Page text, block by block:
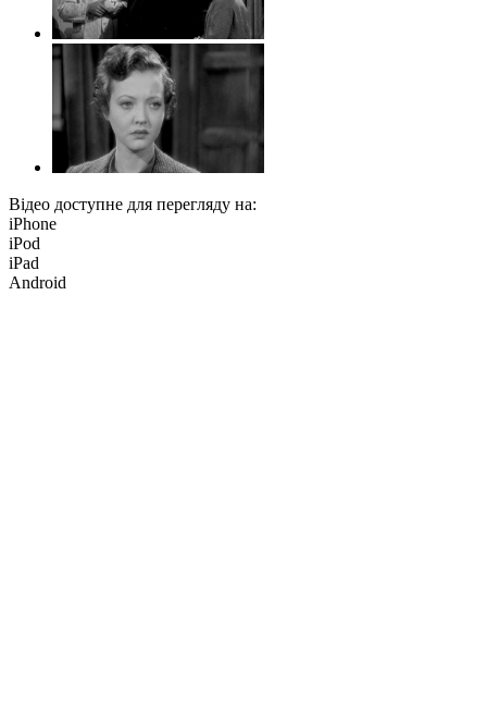
Відео доступне для перегляду на:
iPhone
iPod
iPad
Android